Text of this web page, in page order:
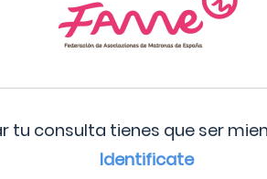
tu consulta tienes que ser
Identificate